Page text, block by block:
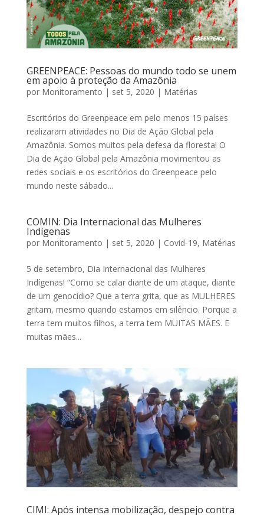
GREENPEACE: Pessoas do mundo todo se unem
em apoio à proteção da Amazônia
por Monitoramento | set 5, 2020 | Matérias
Escritórios do Greenpeace em pelo menos 15 países
realizaram atividades no Dia de Ação Global pela
Amazônia. Somos muitos pela defesa da floresta! O
Dia de Ação Global pela Amazônia movimentou as
redes sociais e os escritórios do Greenpeace pelo
mundo neste sábado...
COMIN: Dia Internacional das Mulheres
Indígenas
por Monitoramento | set 5, 2020 | Covid-19, Matérias
5 de setembro, Dia Internacional das Mulheres
Indígenas! “Como se calar diante de um ataque, diante
de um genocídio? Que a terra grita, que as MULHERES
gritam, mesmo quando estamos em silêncio. Porque a
terra tem muitos filhos, a terra tem MUITAS MÃES. E
muitas mães...
CIMI: Após intensa mobilização, despejo contra